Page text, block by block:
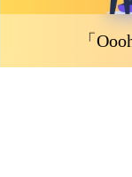
「